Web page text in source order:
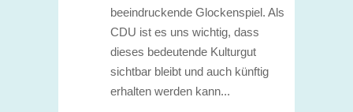
beeindruckende Glockenspiel. Als
CDU ist es uns wichtig, dass
dieses bedeutende Kulturgut
sichtbar bleibt und auch künftig
erhalten werden kann...